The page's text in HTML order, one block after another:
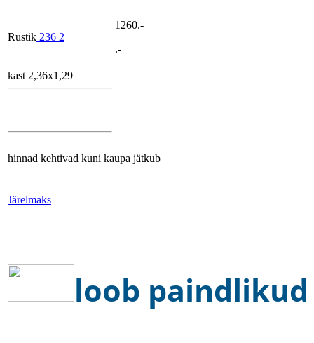
Rustik 236 2
1260.-
.-
kast 2,36x1,29
hinnad kehtivad kuni kaupa jätkub
Järelmaks
loob paindlikud